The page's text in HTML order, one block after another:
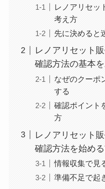
レノアリセッ
考え方
先に決めると
レノアリセット
確認方法の基本
なぜのクーポ
する
確認ポイント
方
レノアリセット
確認方法を始め
情報収集で見
準備不足で起